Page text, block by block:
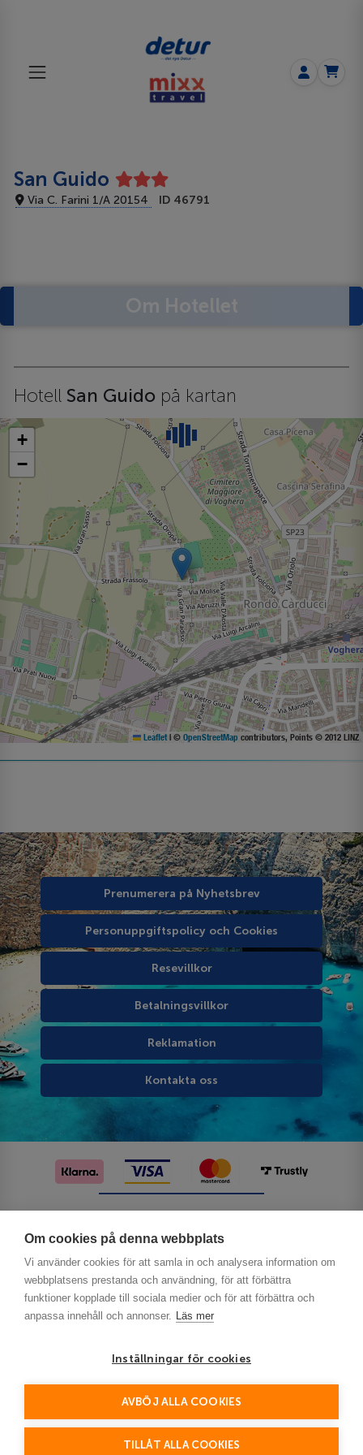
Om cookies på denna webbplats
Vi använder cookies för att samla in och analysera information om
webbplatsens prestanda och användning, för att förbättra
funktioner kopplade till sociala medier och för att förbättra och
anpassa innehåll och annonser. Läs mer
Inställningar för cookies
AVBÖJ ALLA COOKIES
TILLÅT ALLA COOKIES
San Guido
Via C. Farini 1/A 20154 ID 46791
Hotell San Guido på kartan
+
−
Leaflet | © OpenStreetMap contributors, Points © 2012 LINZ
Prenumerera på Nyhetsbrev
Personuppgiftspolicy och Cookies
Resevillkor
Betalningsvillkor
Reklamation
Kontakta oss
This site is protected by reCAPTCHA and the Google
Policy and Terms of Service apply.